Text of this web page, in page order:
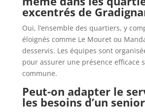
excentrés de
Oui, l’ensemble des quartiers, y
éloignés comme Le Mouret ou
desservis. Les équipes sont
pour assurer une présence efficace
commune.
Peut-on adapter le
les besoins d’un